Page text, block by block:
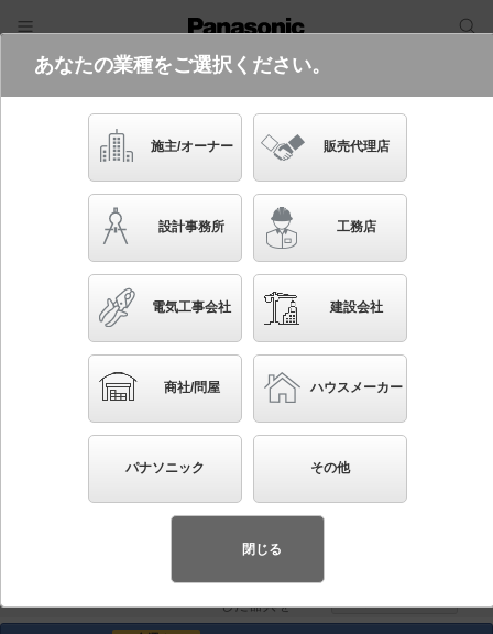
電気・建築設備（ビジネス）
照明器具検索
品番・キーワード
関連商品検索 据置取付型以外のエクステリア照明
条件を選び直す
350件 ◀ 1/35▼ ▶
各種データ
チェック
した器具を
あなたの業種をご選択ください。
施主/オーナー 販売代理店
設計事務所 工務店
電気工事会社 建設会社
商社/問屋 ハウスメーカー
パナソニック その他
閉じる